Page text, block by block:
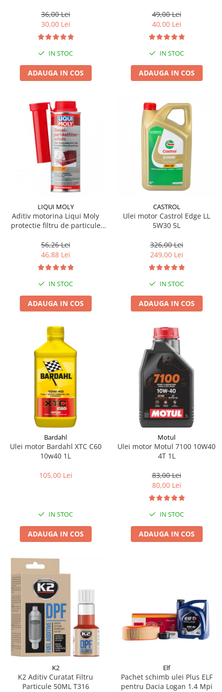
36,00 Lei
30,00 Lei
IN STOC
ADAUGA IN COS
49,00 Lei
40,00 Lei
IN STOC
ADAUGA IN COS
LIQUI MOLY
Aditiv motorina Liqui Moly
protectie filtru de particule
56,26 Lei
46,88 Lei
IN STOC
ADAUGA IN COS
CASTROL
Ulei motor Castrol Edge LL
5W30 5L
326,00 Lei
249,00 Lei
IN STOC
ADAUGA IN COS
Bardahl
Ulei motor Bardahl XTC C60
10w40 1L
105,00 Lei
IN STOC
ADAUGA IN COS
Motul
Ulei motor Motul 7100 10W40
4T 1L
83,00 Lei
80,00 Lei
IN STOC
ADAUGA IN COS
K2
K2 Aditiv Curatat Filtru
Particule 50ML T316
Elf
Pachet schimb ulei Plus ELF
pentru Dacia Logan 1.4 Mpi